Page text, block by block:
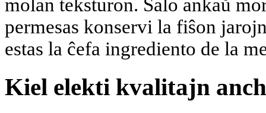
molan teksturon. Salo ankaŭ
permesas konservi la fiŝon
estas la ĉefa ingrediento de la
Kiel elekti kvalitajn